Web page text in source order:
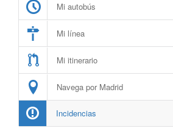
Mi autobús
Mi línea
Mi itinerario
Navega por Madrid
Incidencias